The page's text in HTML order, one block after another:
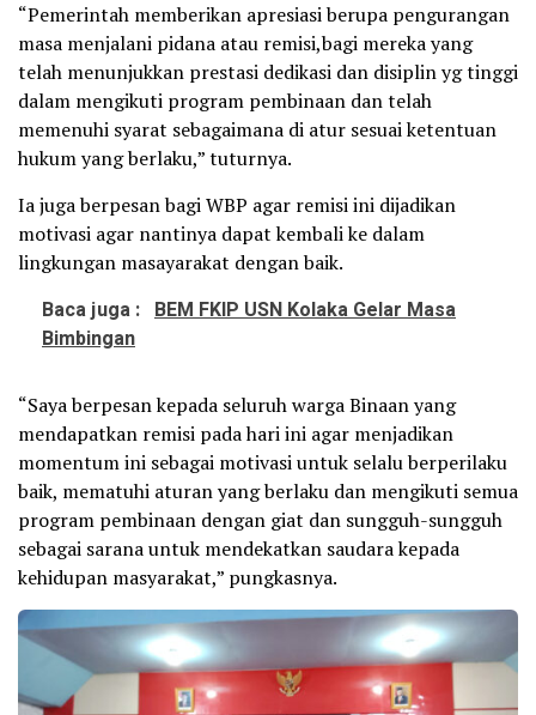
“Pemerintah memberikan apresiasi berupa pengurangan
masa menjalani pidana atau remisi,bagi mereka yang
telah menunjukkan prestasi dedikasi dan disiplin yg tinggi
dalam mengikuti program pembinaan dan telah
memenuhi syarat sebagaimana di atur sesuai ketentuan
hukum yang berlaku,” tuturnya.
Ia juga berpesan bagi WBP agar remisi ini dijadikan
motivasi agar nantinya dapat kembali ke dalam
lingkungan masayarakat dengan baik.
Baca juga : BEM FKIP USN Kolaka Gelar Masa
Bimbingan
“Saya berpesan kepada seluruh warga Binaan yang
mendapatkan remisi pada hari ini agar menjadikan
momentum ini sebagai motivasi untuk selalu berperilaku
baik, mematuhi aturan yang berlaku dan mengikuti semua
program pembinaan dengan giat dan sungguh-sungguh
sebagai sarana untuk mendekatkan saudara kepada
kehidupan masyarakat,” pungkasnya.